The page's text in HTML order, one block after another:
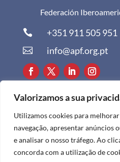
Valorizamos a sua
Utilizamos cookies para
navegação, apresentar anúncios
e analisar o nosso tráfego. Ao
concorda com a utilização de
Federación
 +351 911 505 951
 info@apf.org.pt
Todos os direitos
2024